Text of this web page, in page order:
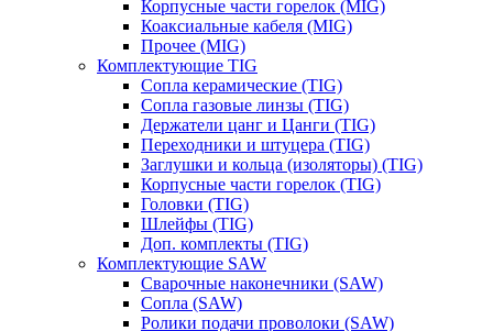
Корпусные части горелок (MIG)
Коаксиальные кабеля (MIG)
Прочее (MIG)
Комплектующие TIG
Сопла керамические (TIG)
Сопла газовые линзы (TIG)
Держатели цанг и Цанги (TIG)
Переходники и штуцера (TIG)
Заглушки и кольца (изоляторы) (TIG)
Корпусные части горелок (TIG)
Головки (TIG)
Шлейфы (TIG)
Доп. комплекты (TIG)
Комплектующие SAW
Сварочные наконечники (SAW)
Сопла (SAW)
Ролики подачи проволоки (SAW)